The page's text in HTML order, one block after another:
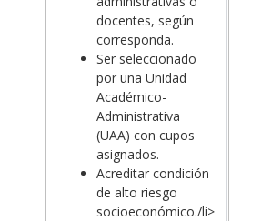
docentes, según
corresponda.
Ser seleccionado
por una Unidad
Académico-
Administrativa
(UAA) con cupos
asignados.
Acreditar condición
de alto riesgo
socioeconómico./li>